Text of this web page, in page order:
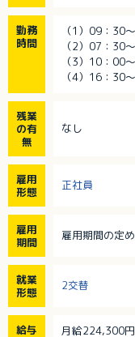
勤務
時間
（1）09：30
（2）07：30
（3）10：00
（4）16：30
残業
の有
無
なし
雇用
形態
正社員
雇用
期間
雇用期間の定
就業
形態
2交替
給与 月給224,300